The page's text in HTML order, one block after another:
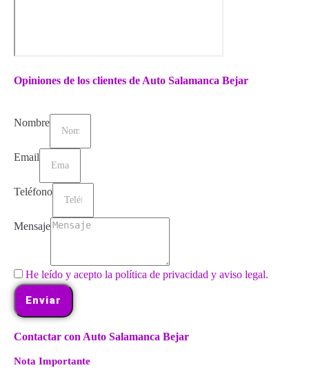
Opiniones de los clientes de Auto Salamanca Bejar
Nombre
Email
Teléfono
Mensaje
He leído y acepto la política de privacidad y aviso legal.
Enviar
Contactar con Auto Salamanca Bejar
Nota Importante